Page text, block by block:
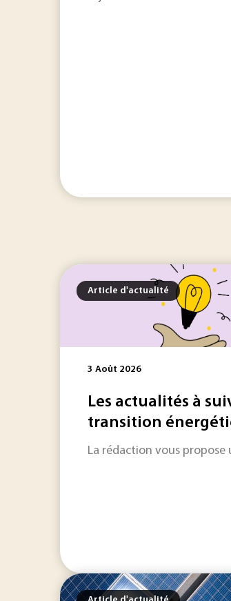
Article d'actualité
3 Août 2026
Les actualités à
transition
La rédaction vous